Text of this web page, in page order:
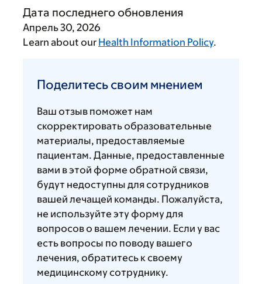
Дата последнего обновления
Апрель 30, 2026
Learn about our Health Information Policy.
своим
Поделитесь своим мнением
Ваш отзыв поможет нам
скорректировать образовательные
материалы, предоставляемые
пациентам. Данные, предоставленные
вами в этой форме обратной связи,
будут недоступны для сотрудников
вашей лечащей команды. Пожалуйста,
не используйте эту форму для
вопросов о вашем лечении. Если у вас
есть вопросы по поводу вашего
лечения, обратитесь к своему
медицинскому сотруднику.